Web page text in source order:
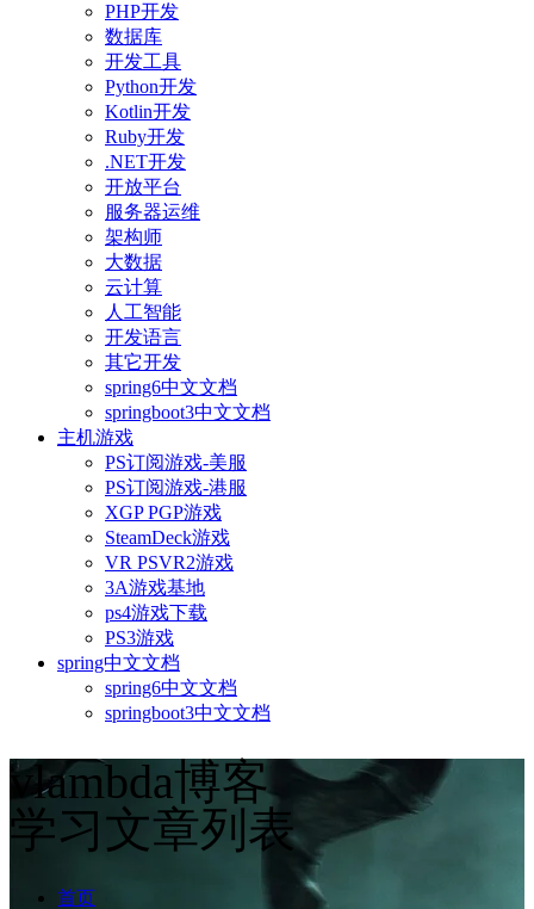
PHP开发
数据库
开发工具
Python开发
Kotlin开发
Ruby开发
.NET开发
开放平台
服务器运维
架构师
大数据
云计算
人工智能
开发语言
其它开发
spring6中文文档
springboot3中文文档
主机游戏
PS订阅游戏-美服
PS订阅游戏-港服
XGP PGP游戏
SteamDeck游戏
VR PSVR2游戏
3A游戏基地
ps4游戏下载
PS3游戏
spring中文文档
spring6中文文档
springboot3中文文档
vlambda博客
学习文章列表
首页